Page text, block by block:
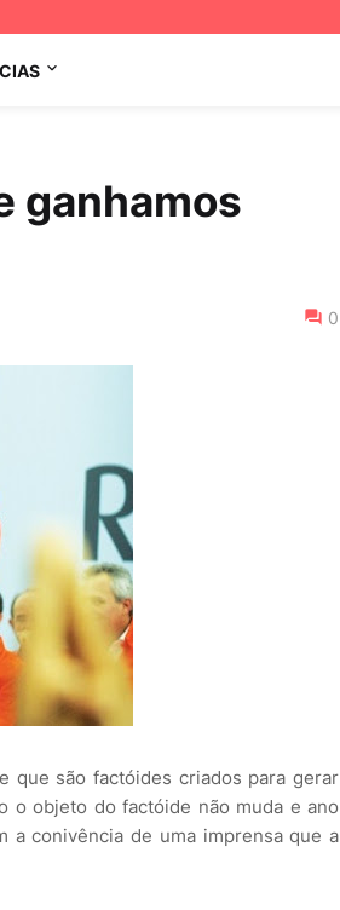
ganhamos
0
que são factóides criados para gerar
o objeto do factóide não muda e ano
a conivência de uma imprensa que a